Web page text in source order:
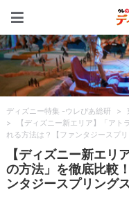
ディズニー特集 -ウレぴあ総研 >
>
【ディズニー新エリア】「ア
れる方法は？【ファンタジースプリ
【ディズニー新エリ
の方法」を徹底比較
ンタジースプリング